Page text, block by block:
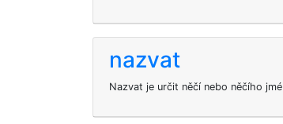
nazvat
Nazvat je určit něčí nebo něčího